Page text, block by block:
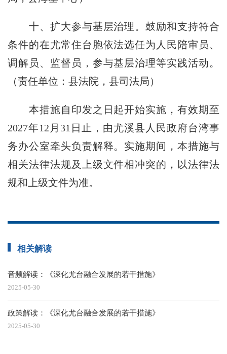
十、扩大参与基层治理。鼓励和支持符合
条件的在尤常住台胞依法选任为人民陪审员、
调解员、监督员，参与基层治理等实践活动。
（责任单位：县法院，县司法局）
本措施自印发之日起开始实施，有效期至
2027年12月31日止，由尤溪县人民政府台湾事
务办公室牵头负责解释。实施期间，本措施与
相关法律法规及上级文件相冲突的，以法律法
规和上级文件为准。
相关解读
音频解读：《深化尤台融合发展的若干措施》
2025-05-30
政策解读：《深化尤台融合发展的若干措施》
2025-05-30